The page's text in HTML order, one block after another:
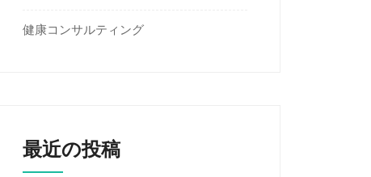
健康コンサルティング
最近の投稿